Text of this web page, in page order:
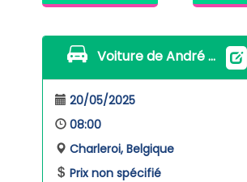
Voiture de André FRIANT
20/05/2025
08:00
Charleroi, Belgique
Prix non spécifié